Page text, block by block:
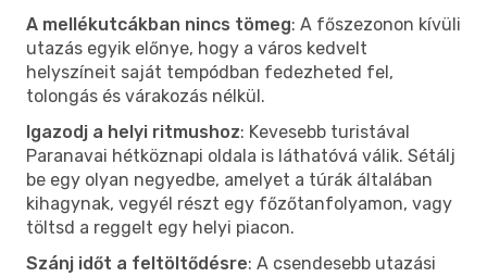
A mellékutcákban nincs tömeg: A főszezonon kívüli
utazás egyik előnye, hogy a város kedvelt
helyszíneit saját tempódban fedezheted fel,
tolongás és várakozás nélkül.
Igazodj a helyi ritmushoz: Kevesebb turistával
Paranavai hétköznapi oldala is láthatóvá válik. Sétálj
be egy olyan negyedbe, amelyet a túrák általában
kihagynak, vegyél részt egy főzőtanfolyamon, vagy
töltsd a reggelt egy helyi piacon.
Szánj időt a feltöltődésre: A csendesebb utazási